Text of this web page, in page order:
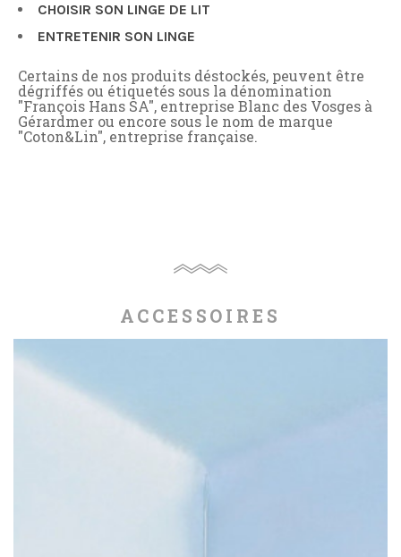
CHOISIR SON LINGE DE LIT
ENTRETENIR SON LINGE
Certains de nos produits déstockés, peuvent être
dégriffés ou étiquetés sous la dénomination
"François Hans SA", entreprise Blanc des Vosges à
Gérardmer ou encore sous le nom de marque
"Coton&Lin", entreprise française.
ACCESSOIRES